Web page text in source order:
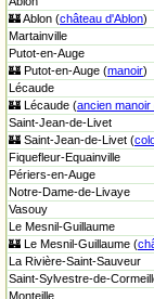
🏰 Ablon (château d'Ablon)
Martainville
Putot-en-Auge
🏰 Putot-en-Auge (manoir)
Lécaude
🏰 Lécaude (ancien manoir
Saint-Jean-de-Livet
🏰 Saint-Jean-de-Livet (
Fiquefleur-Equainville
Périers-en-Auge
Notre-Dame-de-Livaye
Vasouy
Le Mesnil-Guillaume
🏰 Le Mesnil-Guillaume (
La Rivière-Saint-Sauveur
Saint-Sylvestre-de-
Monteille